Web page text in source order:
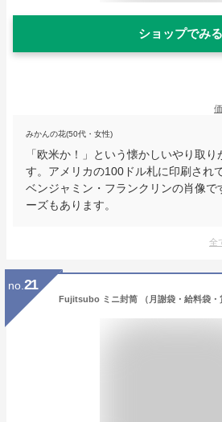
ショップでみる
みかんの花(50代・女性)
「欧米か！」という懐かしいやり取
す。アメリカの100ドル札に印刷され
ベンジャミン・フランクリンの肖像で
ーズもあります。
全
no. 21